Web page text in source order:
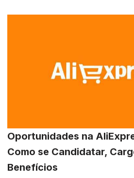
Oportunidades na
Como se Candidatar,
Benefícios